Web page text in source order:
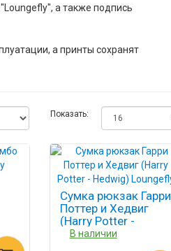
а также подпись
а принты сохранят
Показать:
Сумка рюкзак Гарри
Поттер и Хедвиг
(Harry Potter -
Hedwig) Loungefly
В наличии